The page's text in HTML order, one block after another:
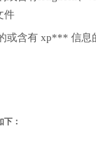
件
或含有 xp*** 信息
下：